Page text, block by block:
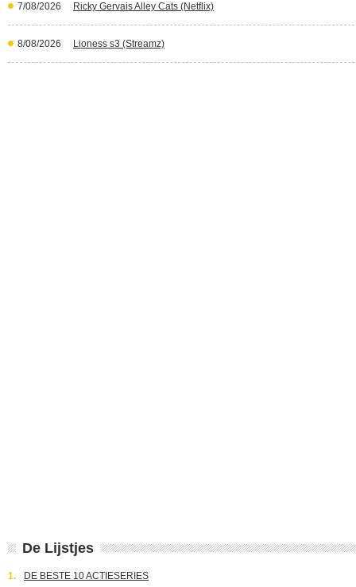
7/08/2026 Ricky Gervais Alley Cats (Netflix)
8/08/2026 Lioness s3 (Streamz)
De Lijstjes
1. DE BESTE 10 ACTIESERIES